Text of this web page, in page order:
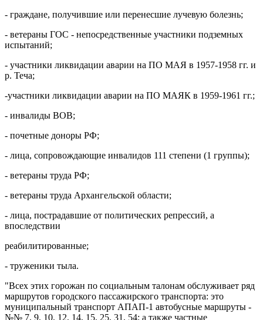
- граждане, получившие или перенесшие лучевую болезнь;
- ветераны ГОС - непосредственные участники подземных
испытаний;
- участники ликвидации аварии на ПО МАЯ в 1957-1958 гг. и
р. Теча;
-участники ликвидации аварии на ПО МАЯК в 1959-1961 гг.;
- инвалиды ВОВ;
- почетные доноры РФ;
- лица, сопровождающие инвалидов 111 степени (1 группы);
- ветераны труда РФ;
- ветераны труда Архангельской области;
- лица, пострадавшие от политических репрессий, а
впоследствии
реабилитированные;
- труженики тыла.
"Всех этих горожан по социальным талонам обслуживает ряд
маршрутов городского пассажирского транспорта: это
муниципальный транспорт АПАП-1 автобусные маршруты -
№№ 7, 9, 10, 12, 14, 15, 25, 31, 54; а также частные